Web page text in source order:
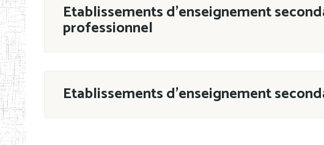
Etablissements d'enseignement
professionnel
ESTP
Etablissements d'enseignement